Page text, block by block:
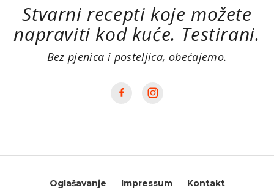
Stvarni recepti koje možete
napraviti kod kuće. Testirani.
Bez pjenica i posteljica, obećajemo.
Oglašavanje Impressum Kontakt